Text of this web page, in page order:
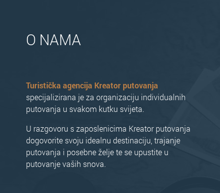
O NAMA
Turistička agencija Kreator putovanja
specijalizirana je za organizaciju individualnih
putovanja u svakom kutku svijeta.
U razgovoru s zaposlenicima Kreator putovanja
dogovorite svoju idealnu destinaciju, trajanje
putovanja i posebne želje te se upustite u
putovanje vaših snova.